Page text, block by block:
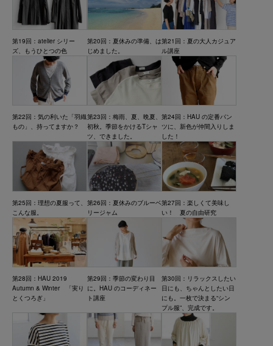
第19回：atelier シリー
ズ、もうひとつの色
第20回：夏休みの準備、は
じめました。
第21回：夏の大人カジュア
ル講座
第22回：気の利いた「羽織
もの」、持ってますか？
第23回：梅雨、夏、晩夏、
初秋。季節をかけるTシャ
ツ、できました。
第24回：HAU の定番パン
ツに、新色が仲間入りしま
した！
第25回：理想の夏服って、
こんな服。
第26回：夏休みのブルーベ
リージャム
第27回：楽しくて美味し
い！ 夏の自由研究
第28回：HAU 2019
Autumn & Winter 「実り
とくつろぎ」
第29回：季節の変わり目
に。HAU のコーディネー
ト講座
第30回：リラックスしたい
日にも、ちゃんとしたい日
にも。一枚で決まる“シン
プル服”、完成です。